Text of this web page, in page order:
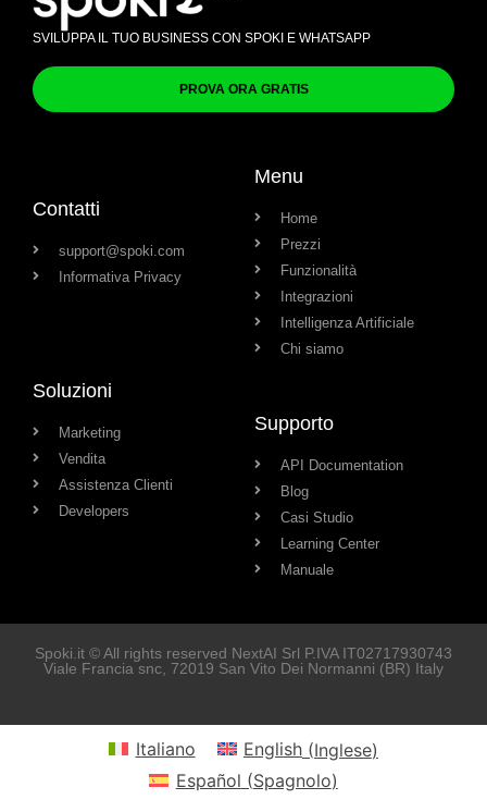
SVILUPPA IL TUO BUSINESS CON SPOKI E WHATSAPP
PROVA ORA GRATIS
Contatti
support@spoki.com
Informativa Privacy
Menu
Home
Prezzi
Funzionalità
Integrazioni
Intelligenza Artificiale
Chi siamo
Soluzioni
Marketing
Vendita
Assistenza Clienti
Developers
Supporto
API Documentation
Blog
Casi Studio
Learning Center
Manuale
Spoki.it © All rights reserved NextAI Srl P.IVA IT02717930743
Viale Francia snc , 72019 San Vito Dei Normanni (BR) Italy
Italiano English(Inglese)
Español (Spagnolo)